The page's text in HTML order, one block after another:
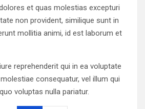
et quas molestias excepturi
non provident, similique sunt in
mollitia animi, id est laborum et
reprehenderit qui in ea voluptate
consequatur, vel illum qui
voluptas nulla pariatur.